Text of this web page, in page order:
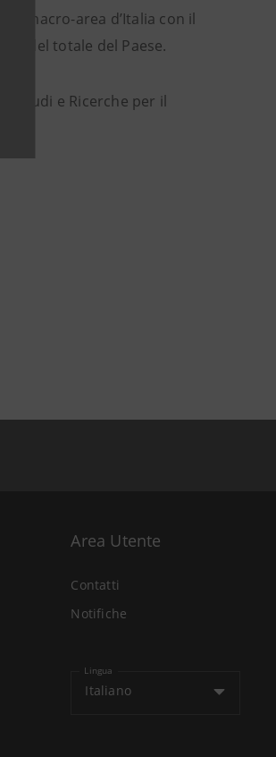
macro-area d’Italia con il
del totale del Paese.
di Studi e Ricerche per il
Area Utente
Contatti
Notifiche
Lingua
Italiano